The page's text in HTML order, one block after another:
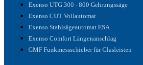
Exenso UTG 300 - 800 Gehrungssäge
Exenso CUT Vollautomat
Exenso Stahlsägeautomat ESA
Exenso Comfort Längenanschlag
GMF Funkmessschieber für Glasleisten